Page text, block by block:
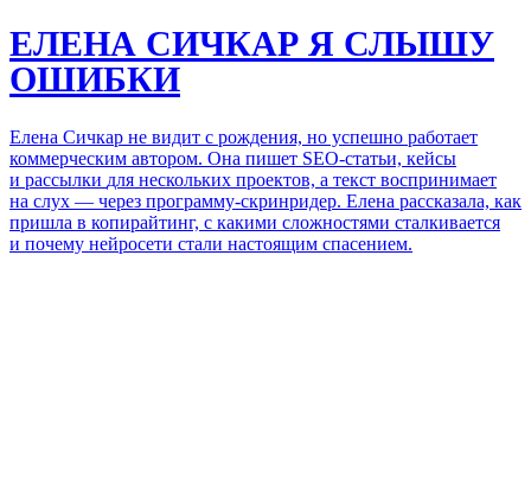
ЕЛЕНА СИЧКАР Я СЛЫШУ
ОШИБКИ
Елена Сичкар не видит с рождения, но успешно работает
коммерческим автором. Она пишет SEO-статьи, кейсы
и рассылки для нескольких проектов, а текст воспринимает
на слух — через программу-скринридер. Елена рассказала, как
пришла в копирайтинг, с какими сложностями сталкивается
и почему нейросети стали настоящим спасением.